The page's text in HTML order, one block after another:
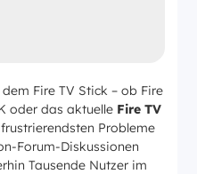
Fire TV Stick – ob Fire
oder das aktuelle Fire TV
Probleme
Forum-Diskussionen
Tausende Nutzer im